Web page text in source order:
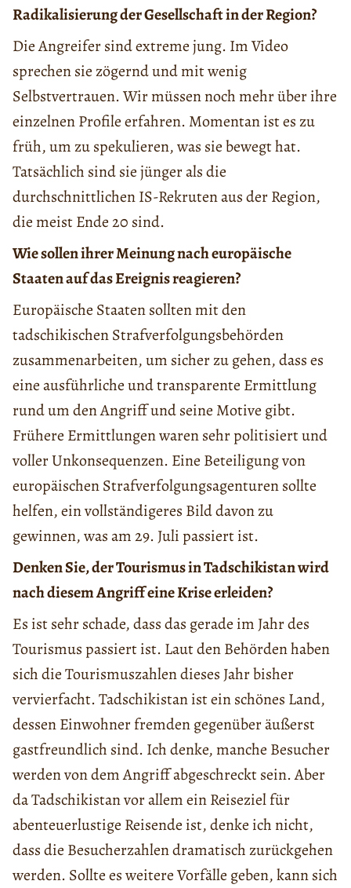
Radikalisierung der Gesellschaft in der Region?
Die Angreifer sind extreme jung. Im Video
sprechen sie zögernd und mit wenig
Selbstvertrauen. Wir müssen noch mehr über ihre
einzelnen Profile erfahren. Momentan ist es zu
früh, um zu spekulieren, was sie bewegt hat.
Tatsächlich sind sie jünger als die
durchschnittlichen IS-Rekruten aus der Region,
die meist Ende 20 sind.
Wie sollen ihrer Meinung nach europäische
Staaten auf das Ereignis reagieren?
Europäische Staaten sollten mit den
tadschikischen Strafverfolgungsbehörden
zusammenarbeiten, um sicher zu gehen, dass es
eine ausführliche und transparente Ermittlung
rund um den Angriff und seine Motive gibt.
Frühere Ermittlungen waren sehr politisiert und
voller Unkonsequenzen. Eine Beteiligung von
europäischen Strafverfolgungsagenturen sollte
helfen, ein vollständigeres Bild davon zu
gewinnen, was am 29. Juli passiert ist.
Denken Sie, der Tourismus in Tadschikistan wird
nach diesem Angriff eine Krise erleiden?
Es ist sehr schade, dass das gerade im Jahr des
Tourismus passiert ist. Laut den Behörden haben
sich die Tourismuszahlen dieses Jahr bisher
vervierfacht. Tadschikistan ist ein schönes Land,
dessen Einwohner fremden gegenüber äußerst
gastfreundlich sind. Ich denke, manche Besucher
werden von dem Angriff abgeschreckt sein. Aber
da Tadschikistan vor allem ein Reiseziel für
abenteuerlustige Reisende ist, denke ich nicht,
dass die Besucherzahlen dramatisch zurückgehen
werden. Sollte es weitere Vorfälle geben, kann sich